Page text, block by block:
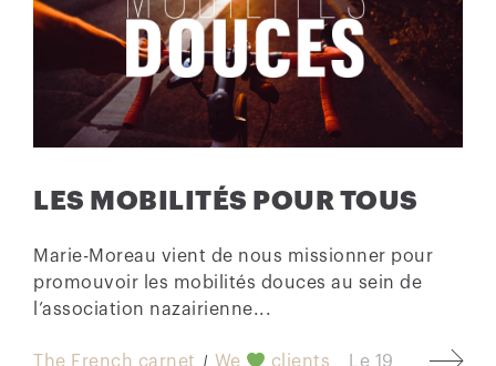
LES MOBILITÉS POUR TOUS
Marie-Moreau vient de nous missionner pour
promouvoir les mobilités douces au sein de
l’association nazairienne...
The French carnet We clients Le 19